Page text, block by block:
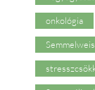
onkológia